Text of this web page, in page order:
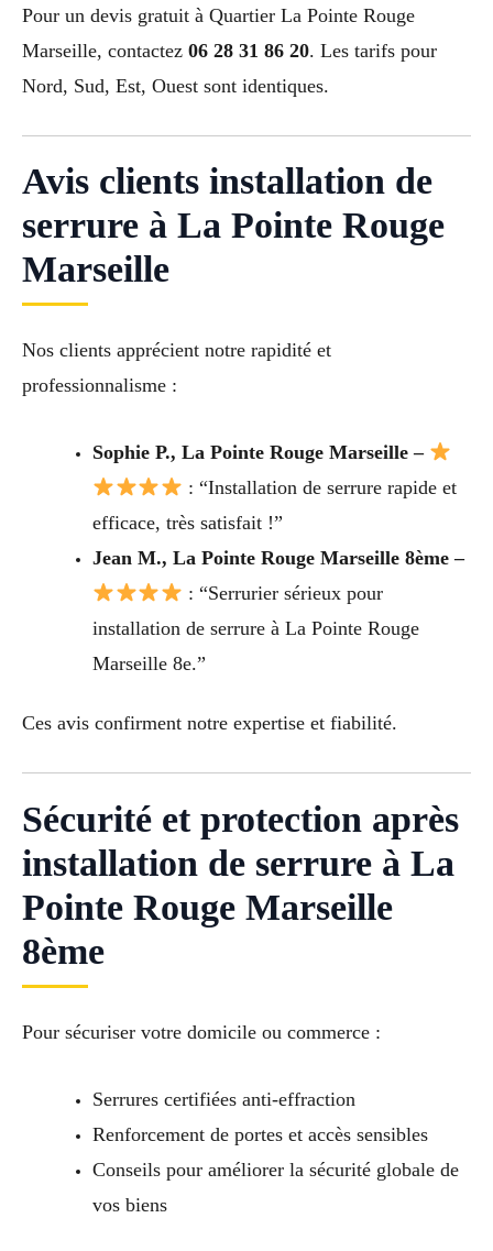
Pour un devis gratuit à Quartier La Pointe Rouge
Marseille, contactez 06 28 31 86 20. Les tarifs pour
Nord, Sud, Est, Ouest sont identiques.
Avis clients installation de
serrure à La Pointe Rouge
Marseille
Nos clients apprécient notre rapidité et
professionnalisme :
Sophie P., La Pointe Rouge Marseille –
: “Installation de serrure rapide et
efficace, très satisfait !”
Jean M., La Pointe Rouge Marseille 8ème –
: “Serrurier sérieux pour
installation de serrure à La Pointe Rouge
Marseille 8e.”
Ces avis confirment notre expertise et fiabilité.
Sécurité et protection après
installation de serrure à La
Pointe Rouge Marseille
8ème
Pour sécuriser votre domicile ou commerce :
Serrures certifiées anti-effraction
Renforcement de portes et accès sensibles
Conseils pour améliorer la sécurité globale de
vos biens